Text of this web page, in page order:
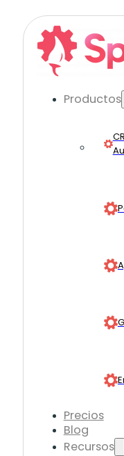
Productos
Precios
Blog
Recursos